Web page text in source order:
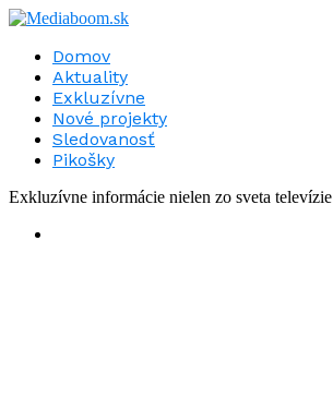
Domov
Aktuality
Exkluzívne
Nové projekty
Sledovanosť
Pikošky
Exkluzívne informácie nielen zo sveta televízie